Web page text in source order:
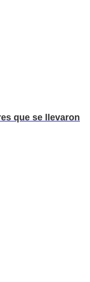
que se llevaron